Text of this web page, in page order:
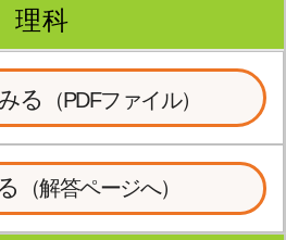
理科
る （PDFファイル）
（解答ページへ）